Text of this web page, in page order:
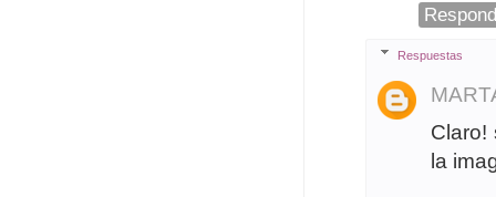
Respuestas
Claro!
la